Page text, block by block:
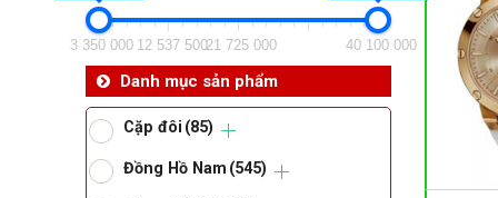
3 350 000 12 537 50021 725 000 40 100 000
Danh mục sản phẩm
Cặp đôi (85)
Đồng Hồ Nam (545)